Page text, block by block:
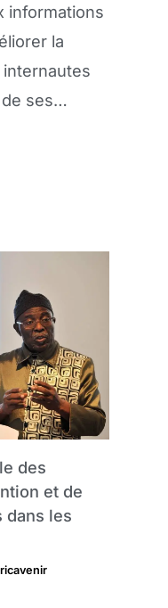
informations
la
de ses…
des
et de
dans les